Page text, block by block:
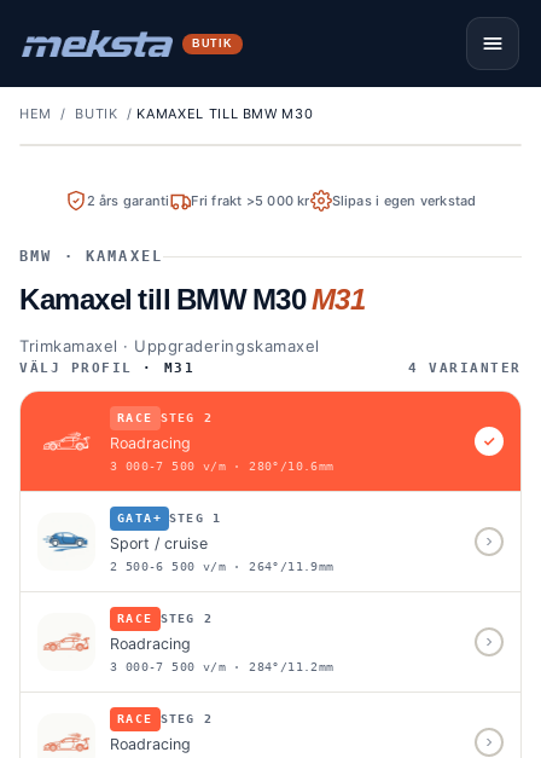
BUTIK
HEM / BUTIK / KAMAXEL TILL BMW M30
PROFIL M31
2 års garanti Fri frakt >5 000 kr Slipas i egen verkstad
BMW · KAMAXEL
Kamaxel till BMW M30M31
Trimkamaxel · Uppgraderingskamaxel
VÄLJ PROFIL · M31 4 VARIANTER
RACE STEG 2
Roadracing
3 000-7 500 v/m · 280°/10.6mm
GATA+ STEG 1
Sport / cruise
2 500-6 500 v/m · 264°/11.9mm
RACE STEG 2
Roadracing
3 000-7 500 v/m · 284°/11.2mm
RACE STEG 2
Roadracing